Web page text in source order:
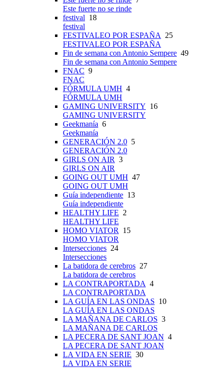
Este fuerte no se rinde
festival 18
festival
FESTIVALEO POR ESPAÑA 25
FESTIVALEO POR ESPAÑA
Fin de semana con Antonio Sempere 49
Fin de semana con Antonio Sempere
FNAC 9
FNAC
FÓRMULA UMH 4
FÓRMULA UMH
GAMING UNIVERSITY 16
GAMING UNIVERSITY
Geekmanía 6
Geekmanía
GENERACIÓN 2.0 5
GENERACIÓN 2.0
GIRLS ON AIR 3
GIRLS ON AIR
GOING OUT UMH 47
GOING OUT UMH
Guía independiente 13
Guía independiente
HEALTHY LIFE 2
HEALTHY LIFE
HOMO VIATOR 15
HOMO VIATOR
Intersecciones 24
Intersecciones
La batidora de cerebros 27
La batidora de cerebros
LA CONTRAPORTADA 4
LA CONTRAPORTADA
LA GUÍA EN LAS ONDAS 10
LA GUÍA EN LAS ONDAS
LA MAÑANA DE CARLOS 3
LA MAÑANA DE CARLOS
LA PECERA DE SANT JOAN 4
LA PECERA DE SANT JOAN
LA VIDA EN SERIE 30
LA VIDA EN SERIE